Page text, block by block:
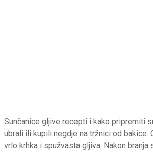
Sunčanice gljive recepti i kako pripremiti
ubrali ili kupili negdje na tržnici od bakice.
vrlo krhka i spužvasta gljiva. Nakon branja